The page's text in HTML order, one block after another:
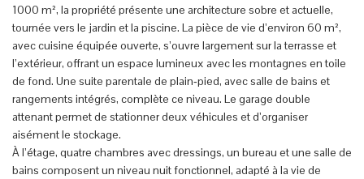
1000 m², la propriété présente une architecture sobre et actuelle,
tournée vers le jardin et la piscine. La pièce de vie d’environ 60 m²,
avec cuisine équipée ouverte, s’ouvre largement sur la terrasse et
l’extérieur, offrant un espace lumineux avec les montagnes en toile
de fond. Une suite parentale de plain‑pied, avec salle de bains et
rangements intégrés, complète ce niveau. Le garage double
attenant permet de stationner deux véhicules et d’organiser
aisément le stockage.
À l’étage, quatre chambres avec dressings, un bureau et une salle de
bains composent un niveau nuit fonctionnel, adapté à la vie de